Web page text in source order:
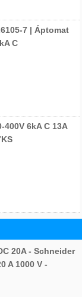
7 | Áptomat
C
400V 6kA C 13A
20A - Schneider
A 1000 V -